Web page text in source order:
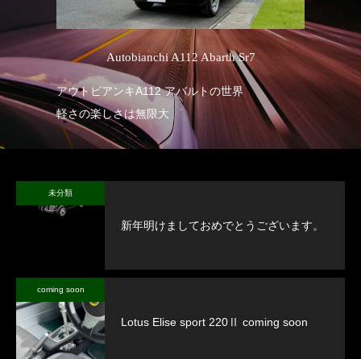
Autobianchi A112 Abarth Sr7
アウトビアンキA112 アバルトの世界
軽さの楽しさは無限大
未分類
新年明けましておめでとうございます。
coming soon
Lotus Elise sport 220Ⅱ coming soon